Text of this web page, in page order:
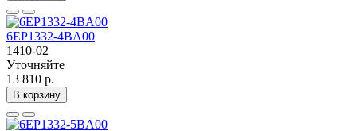
6EP1332-4BA00
1410-02
Уточняйте
13 810 р.
В корзину